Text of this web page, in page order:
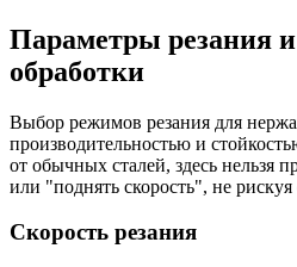
Параметры резания
обработки
Выбор режимов резания для
производительностью и
от обычных сталей, здесь нельзя
или "поднять скорость", не рискуя
Скорость резания